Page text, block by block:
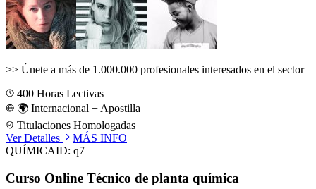
>> Únete a más de 1.000.000 profesionales interesados en el sector
400 Horas Lectivas
🌍 Internacional + Apostilla
Titulaciones Homologadas
Ver Detalles
MÁS INFO
QUÍMICAID: q7
Curso Online Técnico de planta química